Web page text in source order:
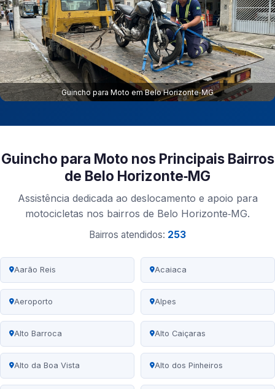
Guincho para Moto em Belo Horizonte‑MG
Guincho para Moto nos Principais Bairros
de Belo Horizonte‑MG
Assistência dedicada ao deslocamento e apoio para
motocicletas nos bairros de Belo Horizonte‑MG.
Bairros atendidos: 253
Aarão Reis Acaiaca
Aeroporto Alpes
Alto Barroca Alto Caiçaras
Alto da Boa Vista Alto dos Pinheiros